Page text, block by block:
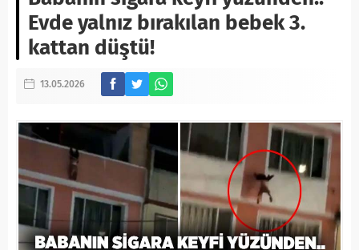
Evde yalnız bırakılan bebek 3.
kattan düştü!
13.05.2026